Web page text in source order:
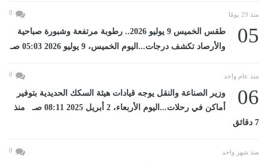
منذ 29 يومًا 0
05
طقس الخميس 9 يوليو 2026.. رطوبة مرتفعة وشبورة صباحية
والأرصاد تكشف درجات...اليوم الخميس، 9 يوليو 2026 05:03 صـ
منذ عام واحد 0
06
وزير الصناعة والنقل يوجه قيادات هيئة السكك الحديدية بتوفير
أماكن في رحلات...اليوم الأربعاء، 2 أبريل 2025 08:11 صـ منذ
7 دقائق
منذ شهر واحد 0